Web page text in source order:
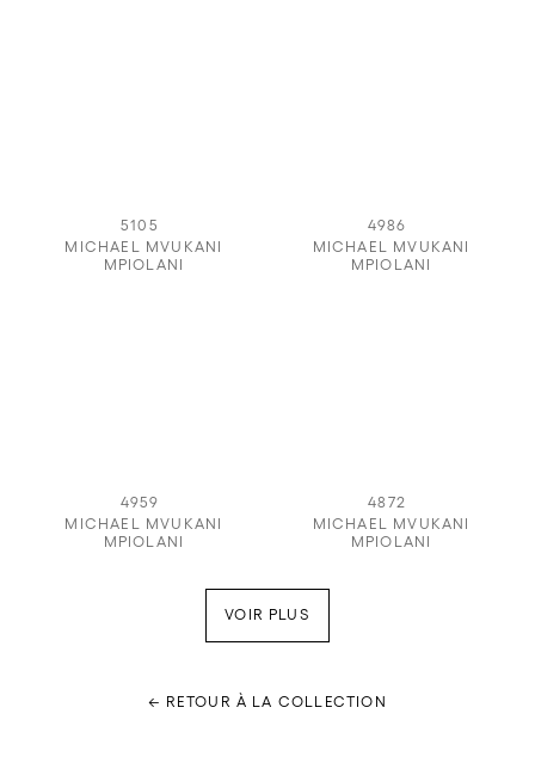
5105
MICHAEL MVUKANI
MPIOLANI
4986
MICHAEL MVUKANI
MPIOLANI
4959
MICHAEL MVUKANI
MPIOLANI
4872
MICHAEL MVUKANI
MPIOLANI
VOIR PLUS
← RETOUR À LA COLLECTION